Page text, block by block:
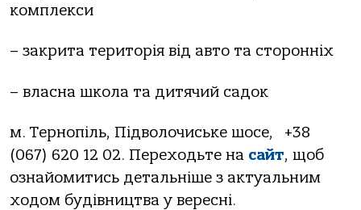
комплекси
– закрита територія від авто та сторонніх
– власна школа та дитячий садок
м. Тернопіль, Підволочиське шосе, +38
(067) 620 12 02. Переходьте на сайт, щоб
ознайомитись детальніше з актуальним
ходом будівництва у вересні.